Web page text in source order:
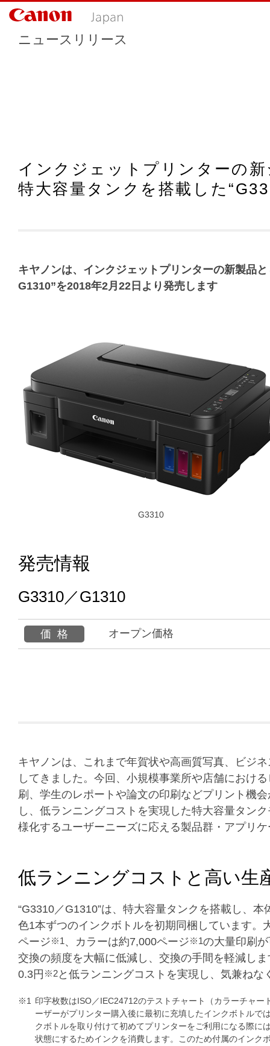
ニュースリリース
インクジェットプリンターの
特大容量タンクを搭載した
キヤノンは、インクジェットプリンターの新製品
G1310”を2018年2月22日より発売します
G3310
発売情報
G3310／G1310
価格 オープン価格
キヤノンは、これまで年賀状や高画質写真、ビジ
してきました。今回、小規模事業所や店舗におけ
刷、学生のレポートや論文の印刷などプリント機
し、低ランニングコストを実現した特大容量タン
様化するユーザーニーズに応える製品群・アプリ
低ランニングコストと高い生
“G3310／G1310”は、特大容量タンクを搭載し、
色1本ずつのインクボトルを初期同梱しています
ページ※1、カラーは約7,000ページ※1の大量印刷
交換の頻度を大幅に低減し、交換の手間を軽減し
0.3円 ※2と低ランニングコストを実現し、気兼ね
※1
印字枚数はISO／IEC24712のテストチャート（カラーチャ
ーザーがプリンター購入後に最初に充填したインクボトル
クボトルを取り付けて初めてプリンターをご利用になる際
状態にするためインクを消費します。このため付属のインク